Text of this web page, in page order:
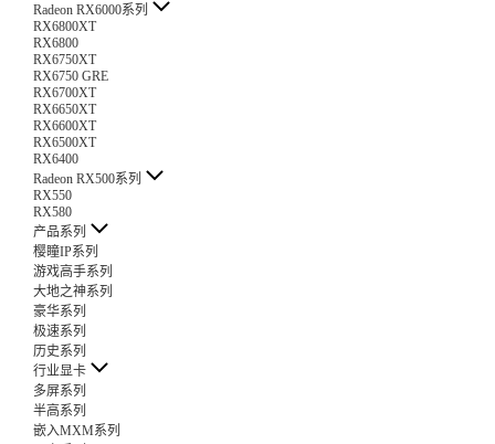
Radeon RX6000系列
RX6800XT
RX6800
RX6750XT
RX6750 GRE
RX6700XT
RX6650XT
RX6600XT
RX6500XT
RX6400
Radeon RX500系列
RX550
RX580
产品系列
樱瞳IP系列
游戏高手系列
大地之神系列
豪华系列
极速系列
历史系列
行业显卡
多屏系列
半高系列
嵌入MXM系列